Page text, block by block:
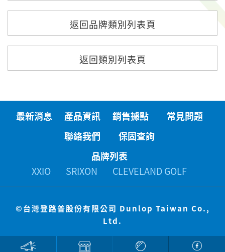
返回品牌類別列表頁
返回類別列表頁
最新消息 產品資訊 銷售據點
常見問題
聯絡我們
保固查詢
品牌列表
XXIO
SRIXON CLEVELAND GOLF
©台灣登路普股份有限公司 Dunlop Taiwan Co.,
Ltd.